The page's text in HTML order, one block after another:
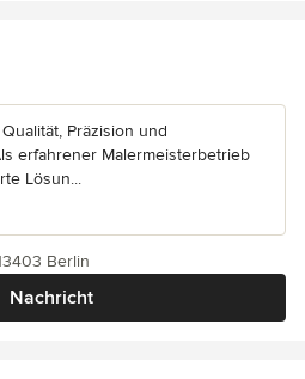
Präzision und
erfahrener Malermeisterbetrieb
Lösun...
Nachricht
Berlin